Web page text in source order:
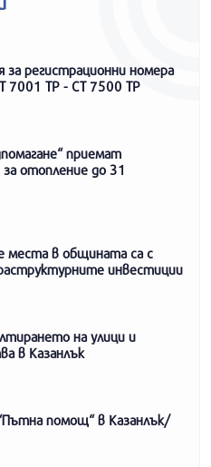
за регистрационни номера
7001 ТР - СТ 7500 ТР
приемат
отопление до 31
места в общината са с
инвестиции
на улици и
в Казанлък
помощ“ в Казанлък/